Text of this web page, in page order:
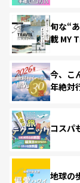
旬な“
載 MY
今、こ
年絶対
コスパ
地球の